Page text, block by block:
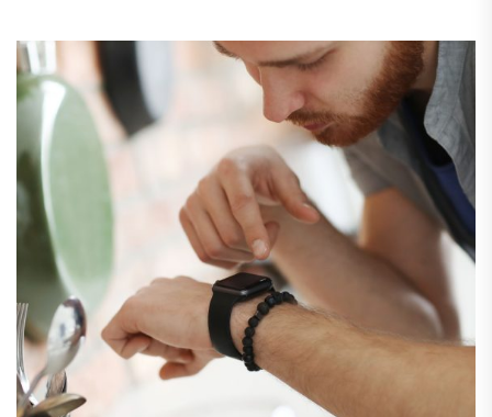
имеют свои особенности, которые и...